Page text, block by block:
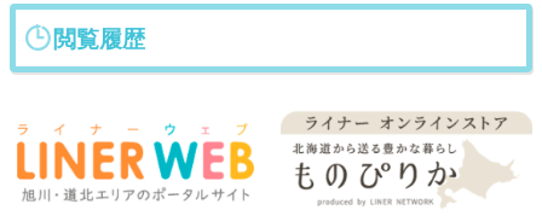
閲覧履歴